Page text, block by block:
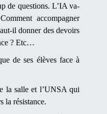
de questions. L’IA va-
accompagner
il donner des devoirs
? Etc…
de ses élèves face à
la salle et l’UNSA qui
la résistance.